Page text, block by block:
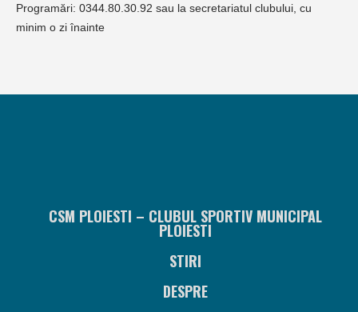
Programări: 0344.80.30.92 sau la secretariatul clubului, cu
minim o zi înainte
CSM PLOIESTI – CLUBUL SPORTIV MUNICIPAL
PLOIESTI
STIRI
DESPRE